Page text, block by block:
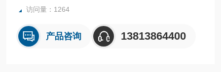
访问量：1264
产品咨询 13813864400